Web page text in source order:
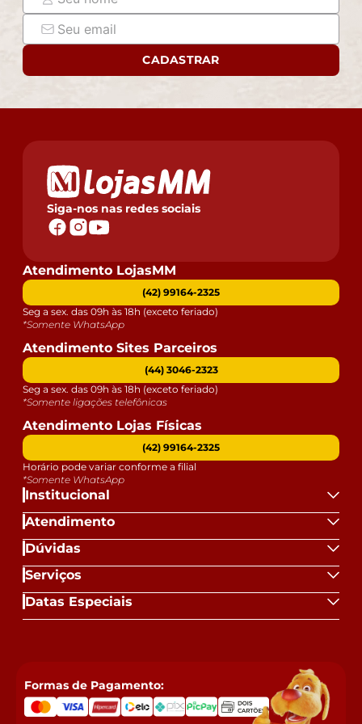
imagens e a calibração de cores do seu monitor.
- As imagens são meramente ilustrativas, não
acompanham objetos de decoração e eletrônicos.
- Ao receber a mercadoria, o cliente deve verificar as
condições da embalagem, caso haja alguma avaria não
escadas/elevadores ou pelo transporte por guincho em
apartamentos. Eventuais despesas são de
responsabilidade do comprador.
- Confira as dimensões do produto e certifique-se de
portas, escadas e/ou corredores de sua residência.
CADASTRAR
Siga-nos nas redes sociais
Institucional
Atendimento
Dúvidas
Serviços
Datas Especiais
Atendimento LojasMM
(42) 99164-2325
Seg a sex. das 09h às 18h (exceto feriado)
*Somente WhatsApp
Atendimento Sites Parceiros
(44) 3046-2323
Seg a sex. das 09h às 18h (exceto feriado)
*Somente ligações telefônicas
Atendimento Lojas Físicas
(42) 99164-2325
Horário pode variar conforme a filial
*Somente WhatsApp
Formas de Pagamento: